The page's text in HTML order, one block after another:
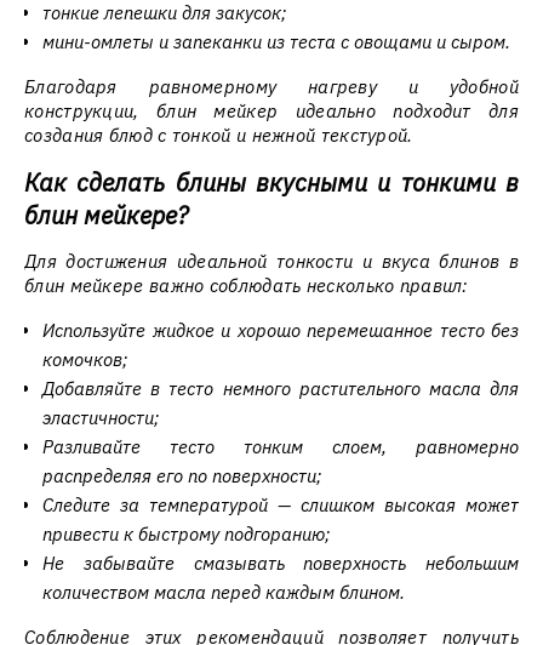
тонкие лепешки для закусок;
мини-омлеты и запеканки из теста с овощами и сыром.
Благодаря равномерному нагреву и удобной
конструкции, блин мейкер идеально подходит для
создания блюд с тонкой и нежной текстурой.
Как сделать блины вкусными и тонкими в
блин мейкере?
Для достижения идеальной тонкости и вкуса блинов в
блин мейкере важно соблюдать несколько правил:
Используйте жидкое и хорошо перемешанное тесто без
комочков;
Добавляйте в тесто немного растительного масла для
эластичности;
Разливайте тесто тонким слоем, равномерно
распределяя его по поверхности;
Следите за температурой — слишком высокая может
привести к быстрому подгоранию;
Не забывайте смазывать поверхность небольшим
количеством масла перед каждым блином.
Соблюдение этих рекомендаций позволяет получить